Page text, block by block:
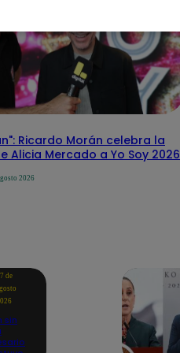
Ricardo Morán celebra la
Alicia Mercado a Yo Soy 2026
2026
de
sin